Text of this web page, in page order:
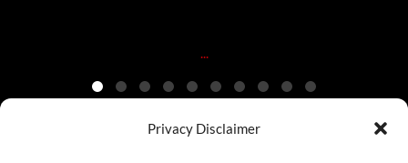
Privacy Disclaimer
...